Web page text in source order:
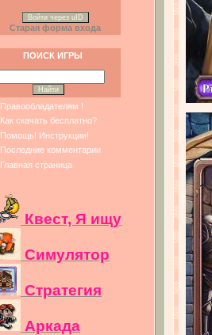
Войти через uID
Старая форма входа
ПОИСК ИГРЫ
Правообладателям !
Как скачать бесплатно?
Помощь! Инструкции!
Последние комментарии
Главная страница
Квест, Я ищу
Симулятор
Стратегия
Аркада